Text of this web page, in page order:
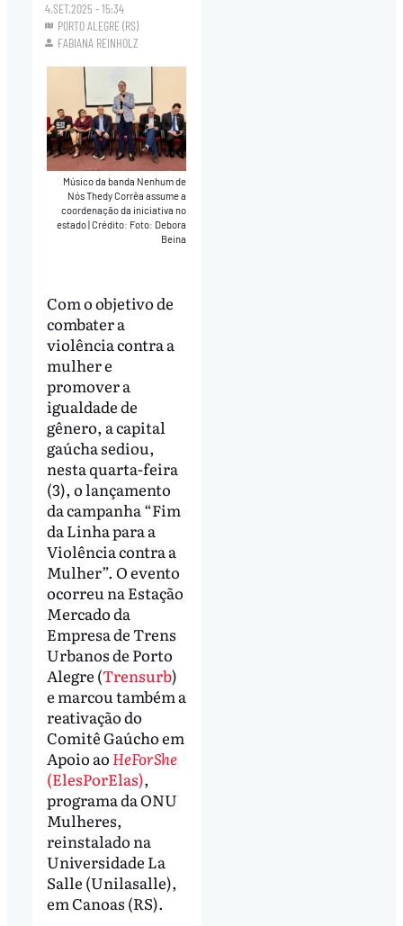
4.SET.2025 - 15:34
PORTO ALEGRE (RS)
FABIANA REINHOLZ
Músico da banda Nenhum de
Nós Thedy Corrêa assume a
coordenação da iniciativa no
estado Crédito: Foto: Debora
Beina
Com o objetivo de
combater a
violência contra a
mulher e
promover a
igualdade de
gênero, a capital
gaúcha sediou,
nesta quarta-feira
(3), o lançamento
da campanha “Fim
da Linha para a
Violência contra a
Mulher”. O evento
ocorreu na Estação
Mercado da
Empresa de Trens
Urbanos de Porto
Alegre (Trensurb)
e marcou também a
reativação do
Comitê Gaúcho em
Apoio ao HeForShe
(ElesPorElas),
programa da ONU
Mulheres,
reinstalado na
Universidade La
Salle (Unilasalle),
em Canoas (RS).